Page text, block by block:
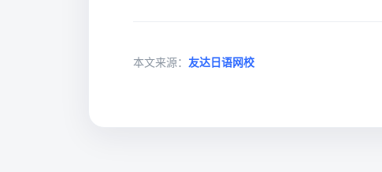
本文来源： 友达日语网校